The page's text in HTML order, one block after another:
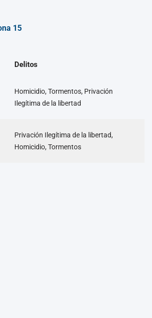
15
Delitos
Homicidio, Tormentos, Privación
Ilegítima de la libertad
Privación Ilegítima de la libertad,
Homicidio, Tormentos